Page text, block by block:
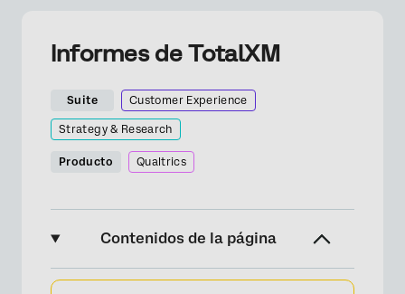
Informes de TotalXM
Suite Customer Experience
Strategy & Research
Producto Qualtrics
Contenidos de la página
Acerca de los Informes de TotalXM